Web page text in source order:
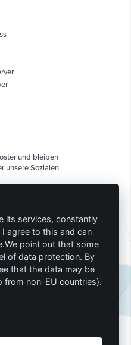
und bleiben
unsere Sozialen
its services, constantly
agree to this and can
point out that some
of data protection. By
that the data may be
from non-EU countries).